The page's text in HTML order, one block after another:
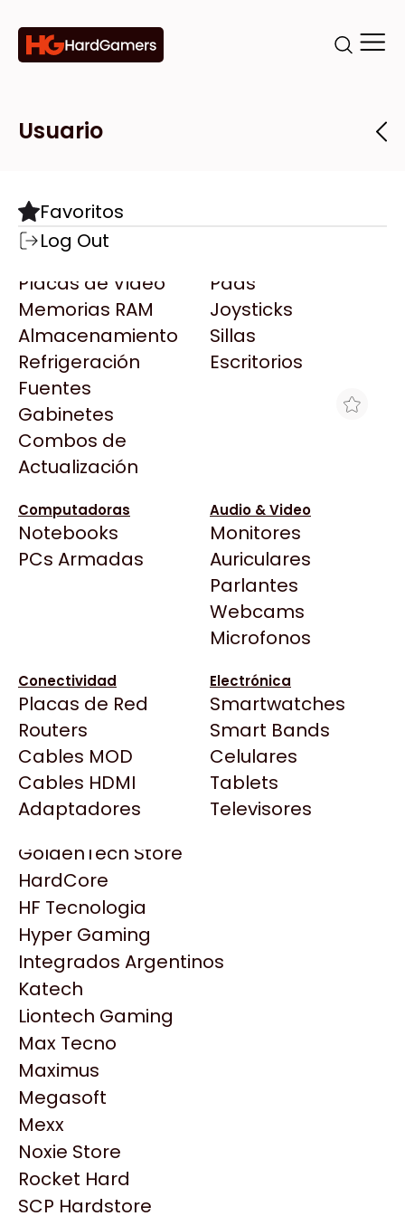
Categorías
Componentes
Motherboards
Microprocesadores
Placas de Video
Memorias RAM
Almacenamiento
Refrigeración
Fuentes
Gabinetes
Combos de
Actualización
Pads
Joysticks
Sillas
Escritorios
Computadoras
Notebooks
PCs Armadas
Audio & Video
Monitores
Auriculares
Parlantes
Webcams
Microfonos
Conectividad
Placas de Red
Routers
Cables MOD
Cables HDMI
Adaptadores
Electrónica
Smartwatches
Smart Bands
Celulares
Tablets
Televisores
Marcas
Todas las Marcas
AMD
AULA
Acer
Adata
AeroCool
Antec
Arkham
Asrock
BenQ
CX
Cooler Master
Deepcool
Dell
EVGA
Gamemax
Genesis
Genius
HP
HyperX
INNO3D
Intel
Kingston
Lenovo
Logitech
MSI
NVIDIA GeForce
NZXT
PNY
Palit
Philips
Tiendas
Destacadas
Todas las Tiendas
Click Gaming
Compufan Store
Dinobyte
Full H4rd
Gaming City
Gezatek
GoldenTech Store
HardCore
HF Tecnologia
Hyper Gaming
Integrados Argentinos
Katech
Liontech Gaming
Max Tecno
Maximus
Megasoft
Mexx
Noxie Store
Rocket Hard
SCP Hardstore
Usuario
Favoritos
Log Out
WATER COOLER ASUS TUF GAMING LC
III 360 ARGB LCD W
$327.623
Ver producto en la página de Gaming Point
Productos
Similares